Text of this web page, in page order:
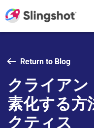
Return to Blog
クライアン
素化する方
クティス